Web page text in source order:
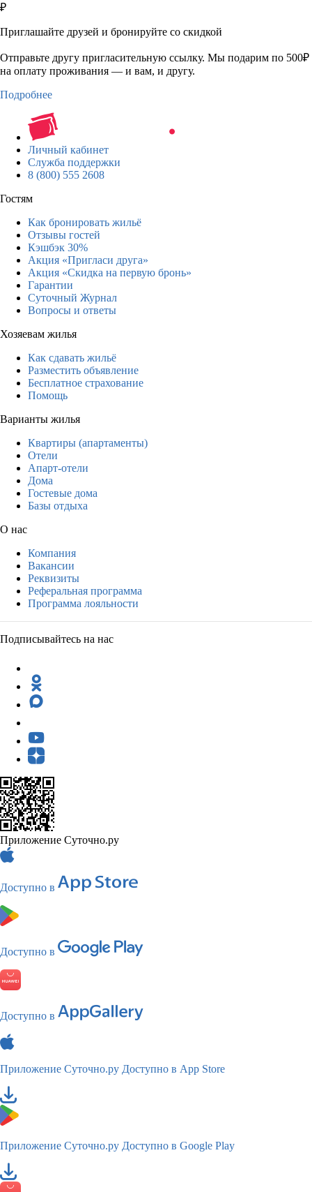
₽
Приглашайте друзей и бронируйте со скидкой
Отправьте другу пригласительную ссылку. Мы подарим по 500₽
на оплату проживания — и вам, и другу.
Подробнее
Личный кабинет
Служба поддержки
8 (800) 555 2608
Гостям
Как бронировать жильё
Отзывы гостей
Кэшбэк 30%
Акция «Пригласи друга»
Акция «Скидка на первую бронь»
Гарантии
Суточный Журнал
Вопросы и ответы
Хозяевам жилья
Как сдавать жильё
Разместить объявление
Бесплатное страхование
Помощь
Варианты жилья
Квартиры (апартаменты)
Отели
Апарт-отели
Дома
Гостевые дома
Базы отдыха
О нас
Компания
Вакансии
Реквизиты
Реферальная программа
Программа лояльности
Подписывайтесь на нас
Приложение Суточно.ру
Доступно в
Доступно в
Доступно в
Приложение Суточно.ру Доступно в App Store
Приложение Суточно.ру Доступно в Google Play